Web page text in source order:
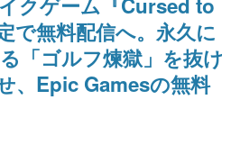
る企画（ゲーム）とは何か？を探ってい
はいけない。『赫本』は、〈試験問題〉
ラー小説集です。
で無料配信へ。永久に
「ゴルフ煉獄」を抜け
、Epic Gamesの無料